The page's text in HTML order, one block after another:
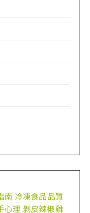
南 冷凍食品品質
心理 剝皮辣椒雞